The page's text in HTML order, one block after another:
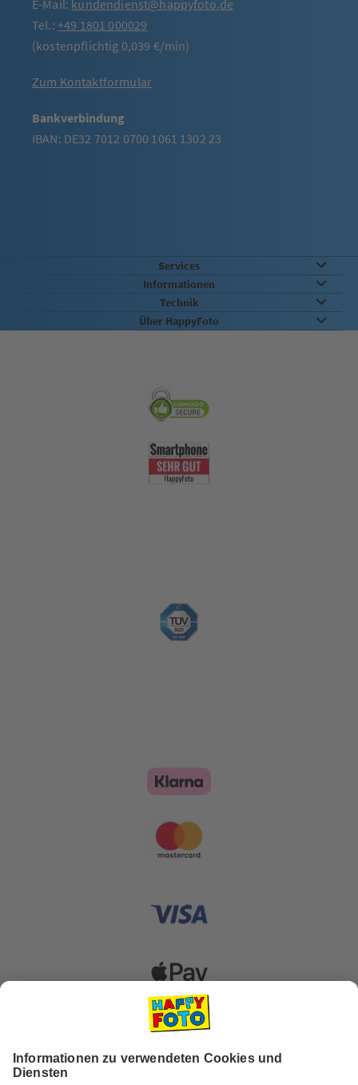
E-Mail: kundendienst@happyfoto.de
Tel.: +49 1801 000029
(kostenpflichtig 0,039 €/min)
Zum Kontaktformular
Bankverbindung
IBAN: DE32 7012 0700 1061 1302 23
Services
Informationen
Technik
Über HappyFoto
Versanddienstleister